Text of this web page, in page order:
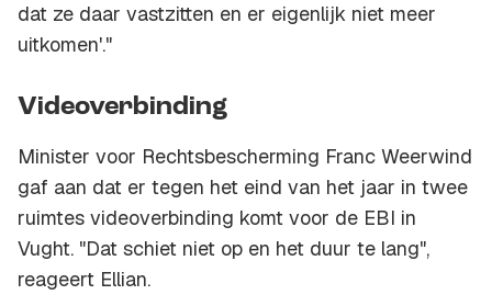
dat ze daar vastzitten en er eigenlijk niet meer
uitkomen'."
Videoverbinding
Minister voor Rechtsbescherming Franc Weerwind
gaf aan dat er tegen het eind van het jaar in twee
ruimtes videoverbinding komt voor de EBI in
Vught. "Dat schiet niet op en het duur te lang",
reageert Ellian.